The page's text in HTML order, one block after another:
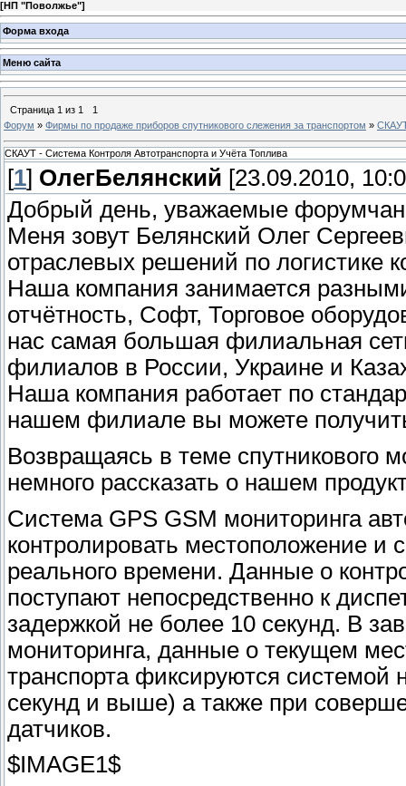
[НП "Поволжье"]
Форма входа
Меню сайта
Страница 1 из 1
1
Форум » Фирмы по продаже приборов спутникового слежения за транспортом »
СКАУТ - Система Контроля Автотранспорта и Учёта Топлива
[1] ОлегБелянский [23.09.2010,
Добрый день, уважаемые
Меня зовут Белянский Олег
отраслевых решений по логистике
Наша компания занимается
отчётность, Софт, Торговое
нас самая большая филиальная
филиалов в России, Украине и
Наша компания работает по
нашем филиале вы можете
Возвращаясь в теме спутникового
немного рассказать о нашем
Система GPS GSM мониторинга
контролировать местоположение и
реального времени. Данные о
поступают непосредственно к
задержкой не более 10 секунд. В
мониторинга, данные о текущем
транспорта фиксируются системой
секунд и выше) а также при
датчиков.
$IMAGE1$